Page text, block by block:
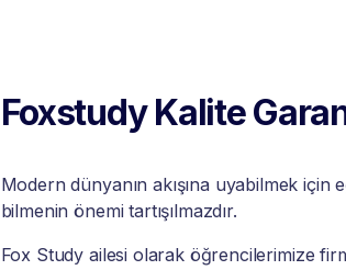
Foxstudy Kalite
Modern dünyanın akışına uyabilmek için
bilmenin önemi tartışılmazdır.
Fox Study ailesi olarak öğrencilerimize